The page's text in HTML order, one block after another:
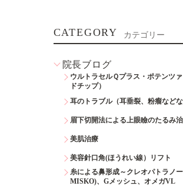
CATEGORY カテゴリー
院長ブログ
ウルトラセルＱプラス・ポテンツ
ドチップ）
耳のトラブル（耳垂裂、粉瘤などな
眉下切開法による上眼瞼のたるみ
美肌治療
美容針口角(ほうれい線）リフト
糸による鼻形成～クレオパトラノ
MISKO)、Gメッシュ、オメガVL